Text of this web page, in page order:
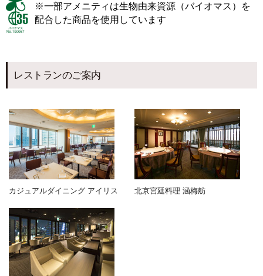
※一部アメニティは生物由来資源（バイオマス）を
配合した商品を使用しています
レストランのご案内
カジュアルダイニング アイリス 北京宮廷料理 涵梅舫